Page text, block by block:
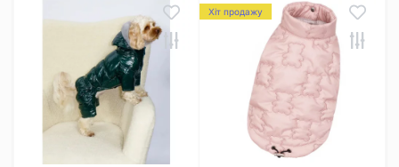
Хіт продажу